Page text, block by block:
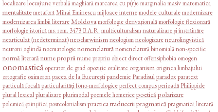
localizarelocuțiune verbalămaghiarămarcarea cu p(r)emarginaliamasivmatematică
mentalitatemetaforă Mihai Eminescumijloace internemodele culturalemodernizare
modernizarea limbii literareMoldovamorfologie derivaționalămorfologie flexionară
morfologie istoricăms. rom. 3473 B.A.R. multiculturalismnaturalizare și înstrăinăre
nearticulat (nedeterminat)neodarwinismneologismneologizareneurolingvistică
neuroni oglindănoematologienomenclaturănomenclatură binomialănon-specific
normă literarănume propriinume propriu obiect direct offensiphobia omogen
onomastică operator de grad opoziție oralitate organism originea limbajului
ortografie oximoronpacea de la Bucureștipandemie Paradisulparadoxparatext
particulă focalăparticularități fono-morfologiceperfect compusperioadă Philippide
plural lexicalpluralizareplurimodalpoemele homericepoeticăpolarizare
polemică științificăpostcolonialismpractica traduceriipragmaticăpragmatică literară